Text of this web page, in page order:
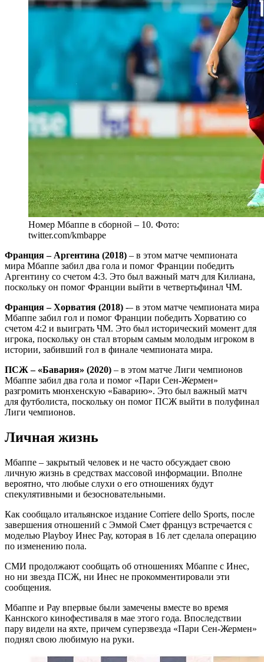
Номер Мбаппе в сборной – 10. Фото:
twitter.com/kmbappe
Франция – Аргентина (2018) – в этом матче чемпионата
мира Мбаппе забил два гола и помог Франции победить
Аргентину со счетом 4:3. Это был важный матч для Килиана,
поскольку он помог Франции выйти в четвертьфинал ЧМ.
Франция – Хорватия (2018) -– в этом матче чемпионата мира
Мбаппе забил гол и помог Франции победить Хорватию со
счетом 4:2 и выиграть ЧМ. Это был исторический момент для
игрока, поскольку он стал вторым самым молодым игроком в
истории, забивший гол в финале чемпионата мира.
ПСЖ – «Бавария» (2020) – в этом матче Лиги чемпионов
Мбаппе забил два гола и помог «Пари Сен-Жермен»
разгромить мюнхенскую «Баварию». Это был важный матч
для футболиста, поскольку он помог ПСЖ выйти в полуфинал
Лиги чемпионов.
Личная жизнь
Мбаппе – закрытый человек и не часто обсуждает свою
личную жизнь в средствах массовой информации. Вполне
вероятно, что любые слухи о его отношениях будут
спекулятивными и безосновательными.
Как сообщало итальянское издание Corriere dello Sports, после
завершения отношений с Эммой Смет француз встречается с
моделью Playboy Инес Рау, которая в 16 лет сделала операцию
по изменению пола.
СМИ продолжают сообщать об отношениях Мбаппе с Инес,
но ни звезда ПСЖ, ни Инес не прокомментировали эти
сообщения.
Мбаппе и Рау впервые были замечены вместе во время
Каннского кинофестиваля в мае этого года. Впоследствии
пару видели на яхте, причем суперзвезда «Пари Сен-Жермен»
поднял свою любимую на руки.